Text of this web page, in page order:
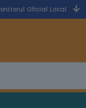
Oficial Local